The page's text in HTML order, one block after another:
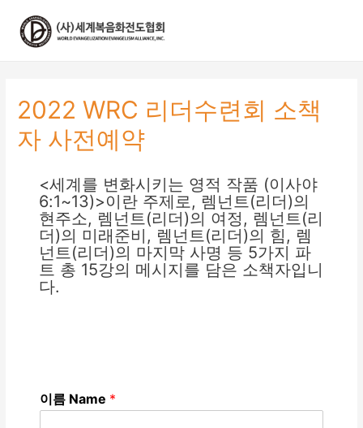
2022 WRC 리더수련회 소책
자 사전예약
<세계를 변화시키는 영적 작품 (이사야
6:1~13)>이란 주제로, 렘넌트(리더)의
현주소, 렘넌트(리더)의 여정, 렘넌트(리
더)의 미래준비, 렘넌트(리더)의 힘, 렘
넌트(리더)의 마지막 사명 등 5가지 파
트 총 15강의 메시지를 담은 소책자입니
다.
이름 Name *